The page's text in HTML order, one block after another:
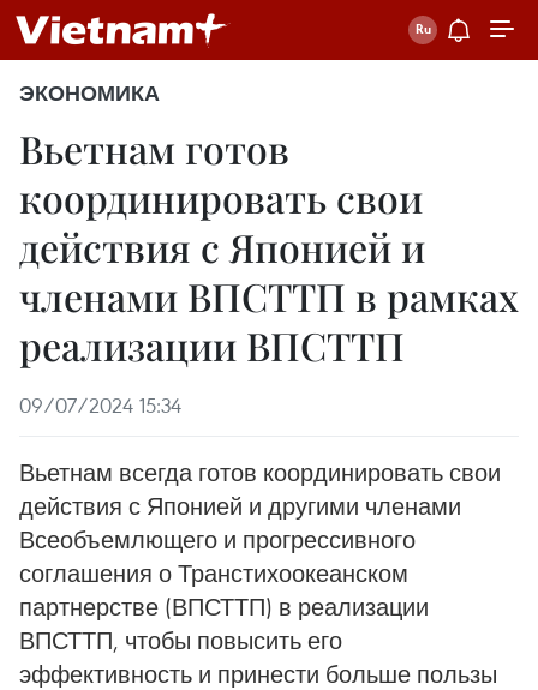
ЭКОНОМИКА
Вьетнам готов
координировать свои
действия с Японией и
членами ВПСТТП в рамках
реализации ВПСТТП
09/07/2024 15:34
Вьетнам всегда готов координировать свои
действия с Японией и другими членами
Всеобъемлющего и прогрессивного
соглашения о Транстихоокеанском
партнерстве (ВПСТТП) в реализации
ВПСТТП, чтобы повысить его
эффективность и принести больше пользы